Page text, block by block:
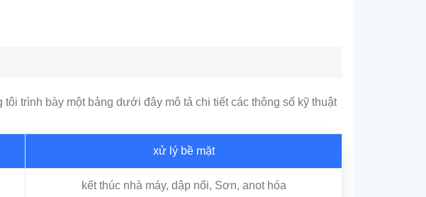
trình bày một bảng dưới đây mô tả chi tiết các thông số kỹ thuật
xử lý bề mặt
kết thúc nhà máy, dập nổi, Sơn, anot hóa